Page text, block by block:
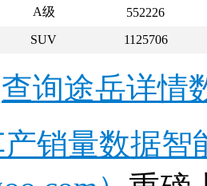
A级
552226
SUV
1125706
查询途岳详情
销量数据